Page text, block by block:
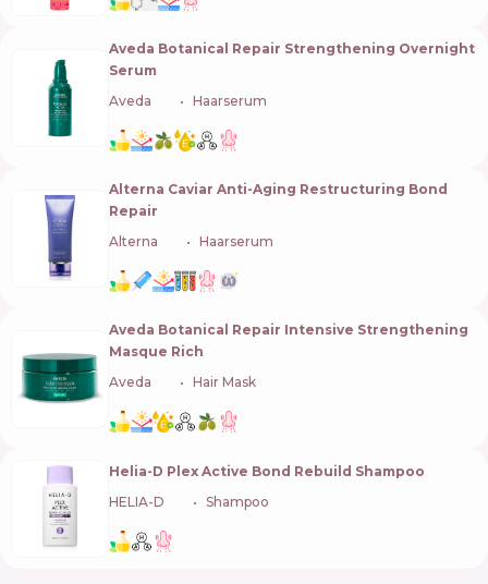
Aveda Botanical Repair Strengthening Overnight
Serum
Aveda
Haarserum
Alterna Caviar Anti-Aging Restructuring Bond
Repair
Alterna
Haarserum
Aveda Botanical Repair Intensive Strengthening
Masque Rich
Aveda
Hair Mask
Helia-D Plex Active Bond Rebuild Shampoo
HELIA-D
Shampoo